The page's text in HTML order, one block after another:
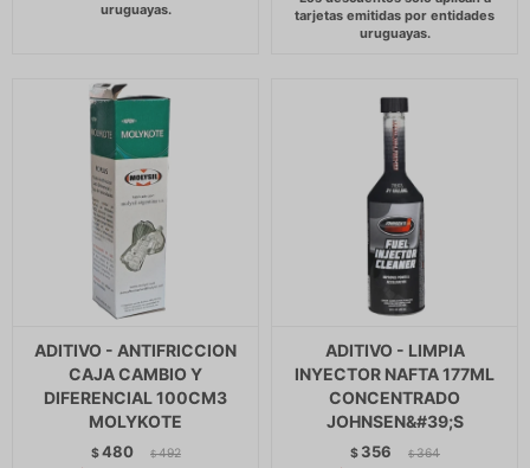
ADITIVO - ANTIFRICCION
CAJA CAMBIO Y
DIFERENCIAL 100CM3
MOLYKOTE
$480 $ 492
ADITIVO - LIMPIA
INYECTOR NAFTA 177ML
CONCENTRADO
JOHNSEN&#39;S
$ 356 $ 364